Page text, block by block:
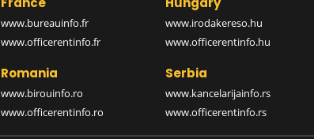
www.bureauinfo.fr
www.officerentinfo.fr
www.irodakereso.hu
www.officerentinfo.hu
Romania
www.birouinfo.ro
www.officerentinfo.ro
Serbia
www.kancelarijainfo.rs
www.officerentinfo.rs